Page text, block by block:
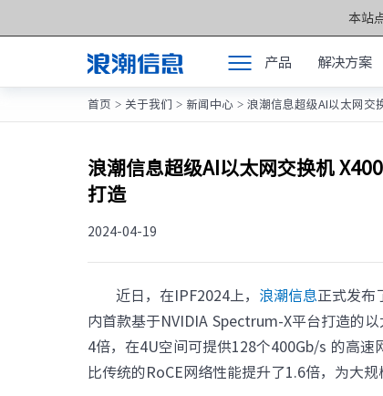
本站
产品 解决方案
产品
解决方案
服务支持
如何购买
合作伙伴
联合创新平台
关于我们
产品中心
元脑®通
元脑®存储
元脉网络
方案产品
首页 > 关于我们 > 新闻中心 > 浪潮信息超级AI以太网交
浪潮信息超级AI以太网交换机
打造
2024-04-19
近日，在IPF2024上， 浪潮信息正式发布
内首款基于NVIDIA Spectrum-X平台打造的
4倍，在4U空间可提供128个400Gb/s 的高速
比传统的RoCE网络性能提升了1.6倍，为大规